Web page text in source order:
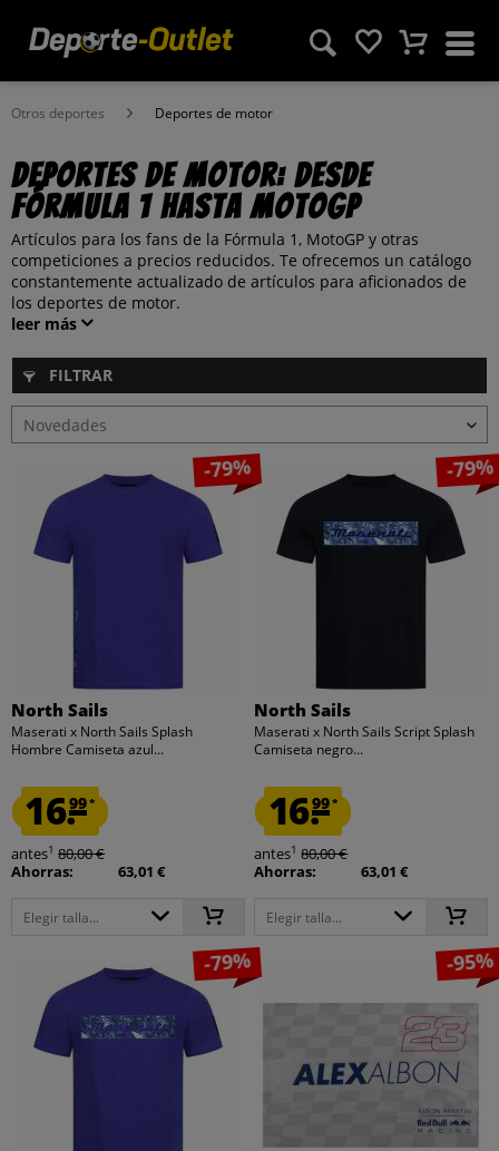
Otros deportes Deportes de motor
Deportes de motor: desde
Fórmula 1 hasta MotoGP
Artículos para los fans de la Fórmula 1, MotoGP y otras
competiciones a precios reducidos. Te ofrecemos un catálogo
constantemente actualizado de artículos para aficionados de
los deportes de motor.
leer más
FILTRAR
-79%
North Sails
Maserati x North Sails Splash
Hombre Camiseta azul...
16.99*
antes1 80,00 €
Ahorras:
63,01 €
Elegir talla...
-79%
North Sails
Maserati x North Sails Script Splash
Camiseta negro...
16.99*
antes1 80,00 €
Ahorras:
63,01 €
Elegir talla...
-79% -95%